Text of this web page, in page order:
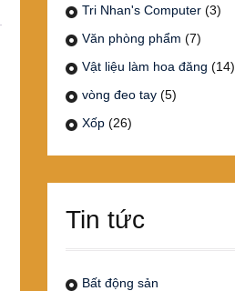
Tri Nhan's Computer (3)
Văn phòng phẩm (7)
Vật liệu làm hoa đăng (14)
vòng đeo tay (5)
Xốp (26)
Tin tức
Bất động sản